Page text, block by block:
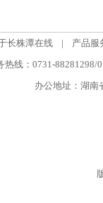
长株潭在线 | 产品服
热线：0731-88281298/
办公地址：湖南